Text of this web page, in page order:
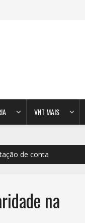
VNT MAIS
de conta
na